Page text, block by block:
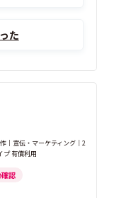
た
｜宣伝・マーケティング｜2
プ 有償利用
認